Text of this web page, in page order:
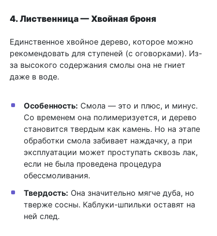
4. Лиственница — Хвойная броня
Единственное хвойное дерево, которое можно
рекомендовать для ступеней (с оговорками). Из-
за высокого содержания смолы она не гниет
даже в воде.
Особенность: Смола — это и плюс, и минус.
Со временем она полимеризуется, и дерево
становится твердым как камень. Но на этапе
обработки смола забивает наждачку, а при
эксплуатации может проступать сквозь лак,
если не была проведена процедура
обессмоливания.
Твердость: Она значительно мягче дуба, но
тверже сосны. Каблуки-шпильки оставят на
ней след.